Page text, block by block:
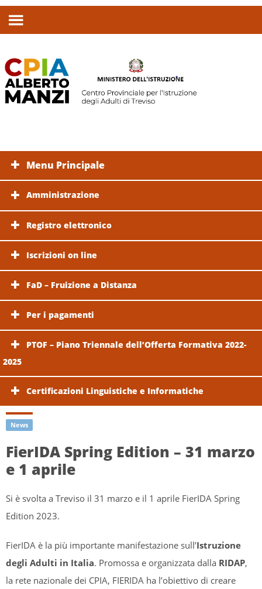
Menu Principale
Amministrazione
Registro elettronico
Iscrizioni on line
FaD – Fruizione a Distanza
Per i pagamenti
PTOF – Piano Triennale dell’Offerta Formativa 2022-
2025
Certificazioni Linguistiche e Informatiche
News
FierIDA Spring Edition – 31 marzo
e 1 aprile
Si è svolta a Treviso il 31 marzo e il 1 aprile FierIDA Spring
Edition 2023.
FierIDA è la più importante manifestazione sull’Istruzione
degli Adulti in Italia. Promossa e organizzata dalla RIDAP,
la rete nazionale dei CPIA, FIERIDA ha l’obiettivo di creare